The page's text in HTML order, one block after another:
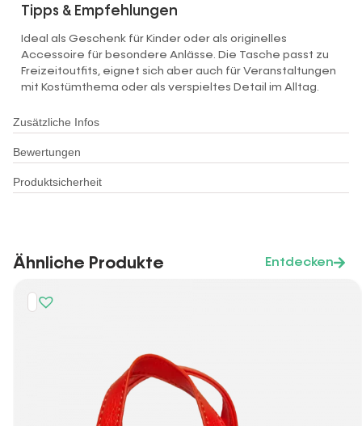
Zusätzliche Infos
Bewertungen
Produktsicherheit
Tipps & Empfehlungen
Ideal als Geschenk für Kinder oder als originelles
Accessoire für besondere Anlässe. Die Tasche passt zu
Freizeitoutfits, eignet sich aber auch für Veranstaltungen
mit Kostümthema oder als verspieltes Detail im Alltag.
Ähnliche Produkte Entdecken